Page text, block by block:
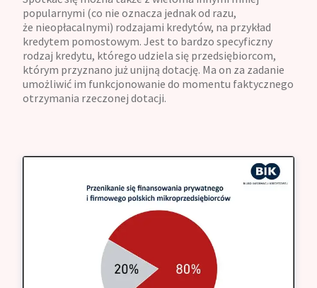
popularnymi (co nie oznacza jednak od razu,
że nieopłacalnymi) rodzajami kredytów, na przykład
kredytem pomostowym. Jest to bardzo specyficzny
rodzaj kredytu, którego udziela się przedsiębiorcom,
którym przyznano już unijną dotację. Ma on za zadanie
umożliwić im funkcjonowanie do momentu faktycznego
otrzymania rzeczonej dotacji.